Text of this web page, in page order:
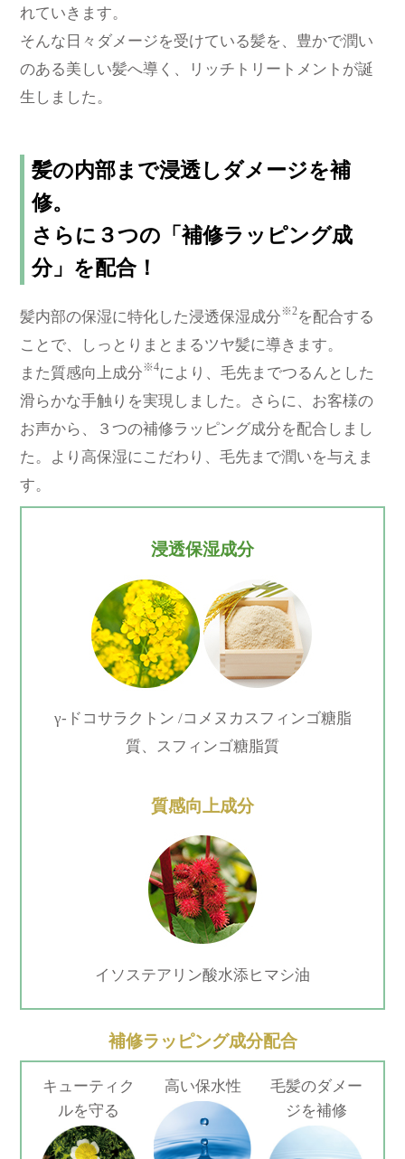
れていきます。
そんな日々ダメージを受けている髪を、豊かで潤い
のある美しい髪へ導く、リッチトリートメントが誕
生しました。
髪の内部まで浸透しダメージを補
修。
さらに３つの「補修ラッピング成
分」を配合！
髪内部の保湿に特化した浸透保湿成分※2を配合する
ことで、しっとりまとまるツヤ髪に導きます。
また質感向上成分※4により、毛先までつるんとした
滑らかな手触りを実現しました。さらに、お客様の
お声から、３つの補修ラッピング成分を配合しまし
た。より高保湿にこだわり、毛先まで潤いを与えま
す。
浸透保湿成分
γ-ドコサラクトン /コメヌカスフィンゴ糖脂
質、スフィンゴ糖脂質
質感向上成分
イソステアリン酸水添ヒマシ油
補修ラッピング成分配合
キューティク
ルを守る
高い保水性
毛髪のダメー
ジを補修